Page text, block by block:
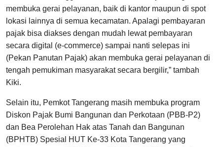
membuka gerai pelayanan, baik di kantor maupun di spot
lokasi lainnya di semua kecamatan. Apalagi pembayaran
pajak bisa diakses dengan mudah lewat pembayaran
secara digital (e-commerce) sampai nanti selepas ini
(Pekan Panutan Pajak) akan membuka gerai pelayanan di
tengah pemukiman masyarakat secara bergilir,” tambah
Kiki.
Selain itu, Pemkot Tangerang masih membuka program
Diskon Pajak Bumi Bangunan dan Perkotaan (PBB-P2)
dan Bea Perolehan Hak atas Tanah dan Bangunan
(BPHTB) Spesial HUT Ke-33 Kota Tangerang yang